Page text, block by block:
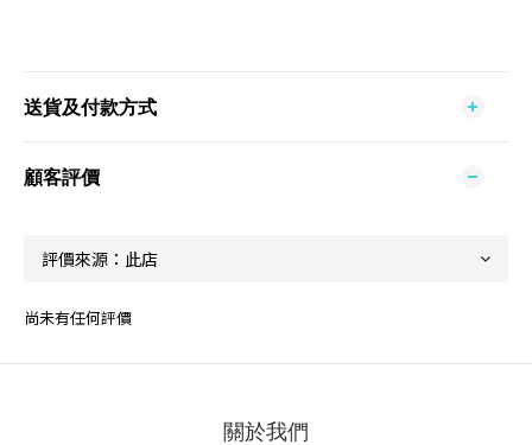
送貨及付款方式
顧客評價
尚未有任何評價
關於我們